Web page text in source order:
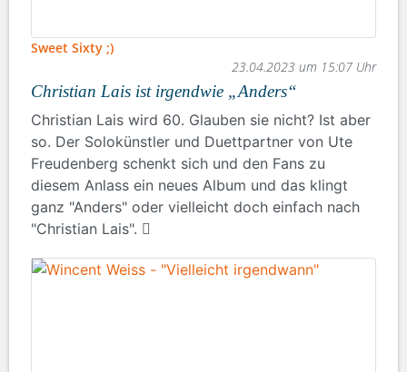
Sweet Sixty ;)
23.04.2023 um 15:07 Uhr
Christian Lais ist irgendwie „Anders“
Christian Lais wird 60. Glauben sie nicht? Ist aber
so. Der Solokünstler und Duettpartner von Ute
Freudenberg schenkt sich und den Fans zu
diesem Anlass ein neues Album und das klingt
ganz "Anders" oder vielleicht doch einfach nach
"Christian Lais".